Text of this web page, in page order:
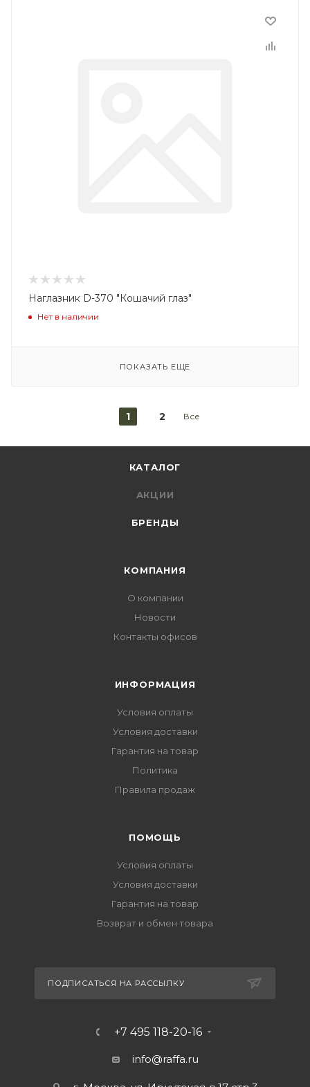
Наглазник D-370 "Кошачий глаз"
Нет в наличии
ПОКАЗАТЬ ЕЩЕ
1 2 Все
КАТАЛОГ
АКЦИИ
БРЕНДЫ
КОМПАНИЯ
О компании
Новости
Контакты офисов
ИНФОРМАЦИЯ
Условия оплаты
Условия доставки
Гарантия на товар
Политика
Правила продаж
ПОМОЩЬ
Условия оплаты
Условия доставки
Гарантия на товар
Возврат и обмен товара
ПОДПИСАТЬСЯ НА РАССЫЛКУ
+7 495 118-20-16
info@raffa.ru